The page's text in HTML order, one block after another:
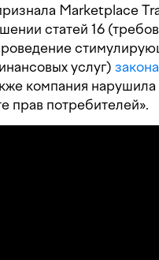
Marketplace
статей 16
услуг) закона
компания нарушила
прав потребителей».